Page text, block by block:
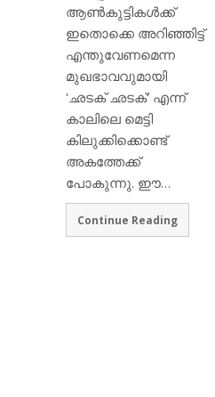
ആണ്‍കുട്ടികള്‍ക്ക്
ഇതൊക്കെ അറിഞ്ഞിട്ട്
എന്തുവേണമെന്ന
മുഖഭാവവുമായി
'ഛടക് ഛടക്' എന്ന്
കാലിലെ മെട്ടി
കിലുക്കിക്കൊണ്ട്
അകത്തേക്ക്
പോകുന്നു. ഈ…
Continue Reading